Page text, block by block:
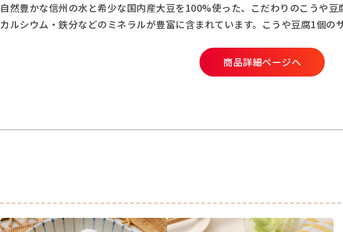
自然豊かな信州の水と希少な国内産大豆を100%使った、こだわりのこうや
カルシウム・鉄分などのミネラルが豊富に含まれています。こうや豆腐1個
商品詳細ページへ